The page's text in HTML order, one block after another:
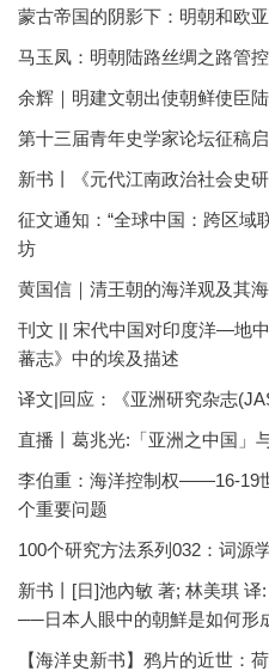
蒙古帝国的阴影下：明朝和欧
马玉凤：明朝陆路丝绸之路管
余辉｜明建文朝出使朝鲜使臣
第十三届青年史学家论坛征稿
新书丨《元代江南政治社会史研
征文通知：“全球中国：跨区域
坊
黄国信｜清王朝的海洋观及其
刊文 || 宋代中国对印度洋—地
蕃志》中的埃及描述
译文|回应：《亚洲研究杂志
直播丨葛兆光:「亚洲之中国」
李伯重：海洋控制权——16-19
个重要问题
100个研究方法系列032：词源
新书丨[日]池內敏 著; 林美琪
──日本人眼中的朝鮮是如何形
【海洋史新书】鸦片的近世：